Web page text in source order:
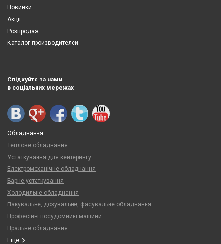
Новинки
Акції
Розпродаж
Каталог производителей
Слідкуйте за нами
в соціальних мережах
Обладнання
Теплове обладнання
Устаткування для кейтерингу
Електромеханічне обладнання
Барне устаткування
Холодильне обладнання
Пакувальне, дозувальне, фасувальне обладнання
Професійні посудомийні машини
Пральне обладнання
Еще